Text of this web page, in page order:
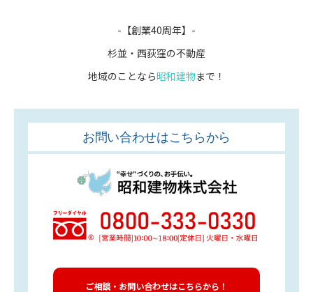
-【創業40周年】-
杉並・西荻窪の不動産
地域のことなら昭和建物まで！
お問い合わせはこちらから
ご相談・お問い合わせはこちらから！